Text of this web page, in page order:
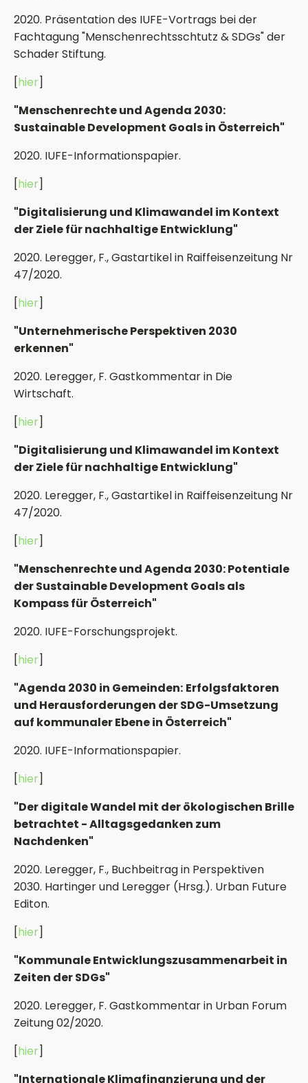
2020. Präsentation des IUFE-Vortrags bei der
Fachtagung "Menschenrechtsschtutz & SDGs" der
Schader Stiftung.
[hier]
"Menschenrechte und Agenda 2030:
Sustainable Development Goals in Österreich"
2020. IUFE-Informationspapier.
[hier]
"Digitalisierung und Klimawandel im Kontext
der Ziele für nachhaltige Entwicklung"
2020. Leregger, F., Gastartikel in Raiffeisenzeitung Nr
47/2020.
[hier]
"Unternehmerische Perspektiven 2030
erkennen"
2020. Leregger, F. Gastkommentar in Die
Wirtschaft.
[hier]
"Digitalisierung und Klimawandel im Kontext
der Ziele für nachhaltige Entwicklung"
2020. Leregger, F., Gastartikel in Raiffeisenzeitung Nr
47/2020.
[hier]
"Menschenrechte und Agenda 2030: Potentiale
der Sustainable Development Goals als
Kompass für Österreich"
2020. IUFE-Forschungsprojekt.
[hier]
"Agenda 2030 in Gemeinden: Erfolgsfaktoren
und Herausforderungen der SDG-Umsetzung
auf kommunaler Ebene in Österreich"
2020. IUFE-Informationspapier.
[hier]
"Der digitale Wandel mit der ökologischen Brille
betrachtet - Alltagsgedanken zum
Nachdenken"
2020. Leregger, F., Buchbeitrag in Perspektiven
2030. Hartinger und Leregger (Hrsg.). Urban Future
Editon.
[hier]
"Kommunale Entwicklungszusammenarbeit in
Zeiten der SDGs"
2020. Leregger, F. Gastkommentar in Urban Forum
Zeitung 02/2020.
[hier]
"Internationale Klimafinanzierung und der